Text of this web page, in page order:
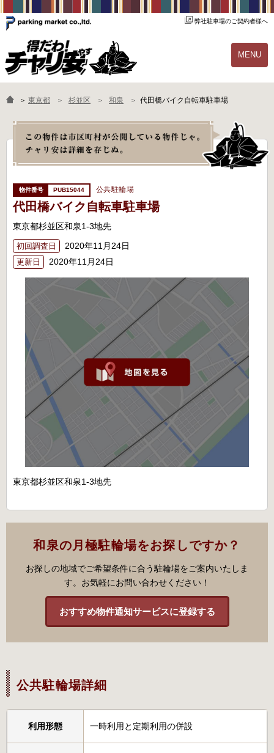
弊社駐車場のご契約者様へ
MENU
物件一覧 ご契約の流れ
よくあるご質問 駐輪場オーナー様へ
＞ 東京都 杉並区 和泉 代田橋バイク自転車駐車場
PUB15044 公共駐輪場
代田橋バイク自転車駐車場
東京都杉並区和泉1-3地先
初回調査日 2020年11月24日
更新日 2020年11月24日
東京都杉並区和泉1-3地先
和泉の月極駐輪場をお探しですか？
お探しの地域でご希望条件に合う駐輪場をご案内いたしま
す。お気軽にお問い合わせください！
おすすめ物件通知サービスに登録する
公共駐輪場詳細
利用形態 一時利用と定期利用の併設